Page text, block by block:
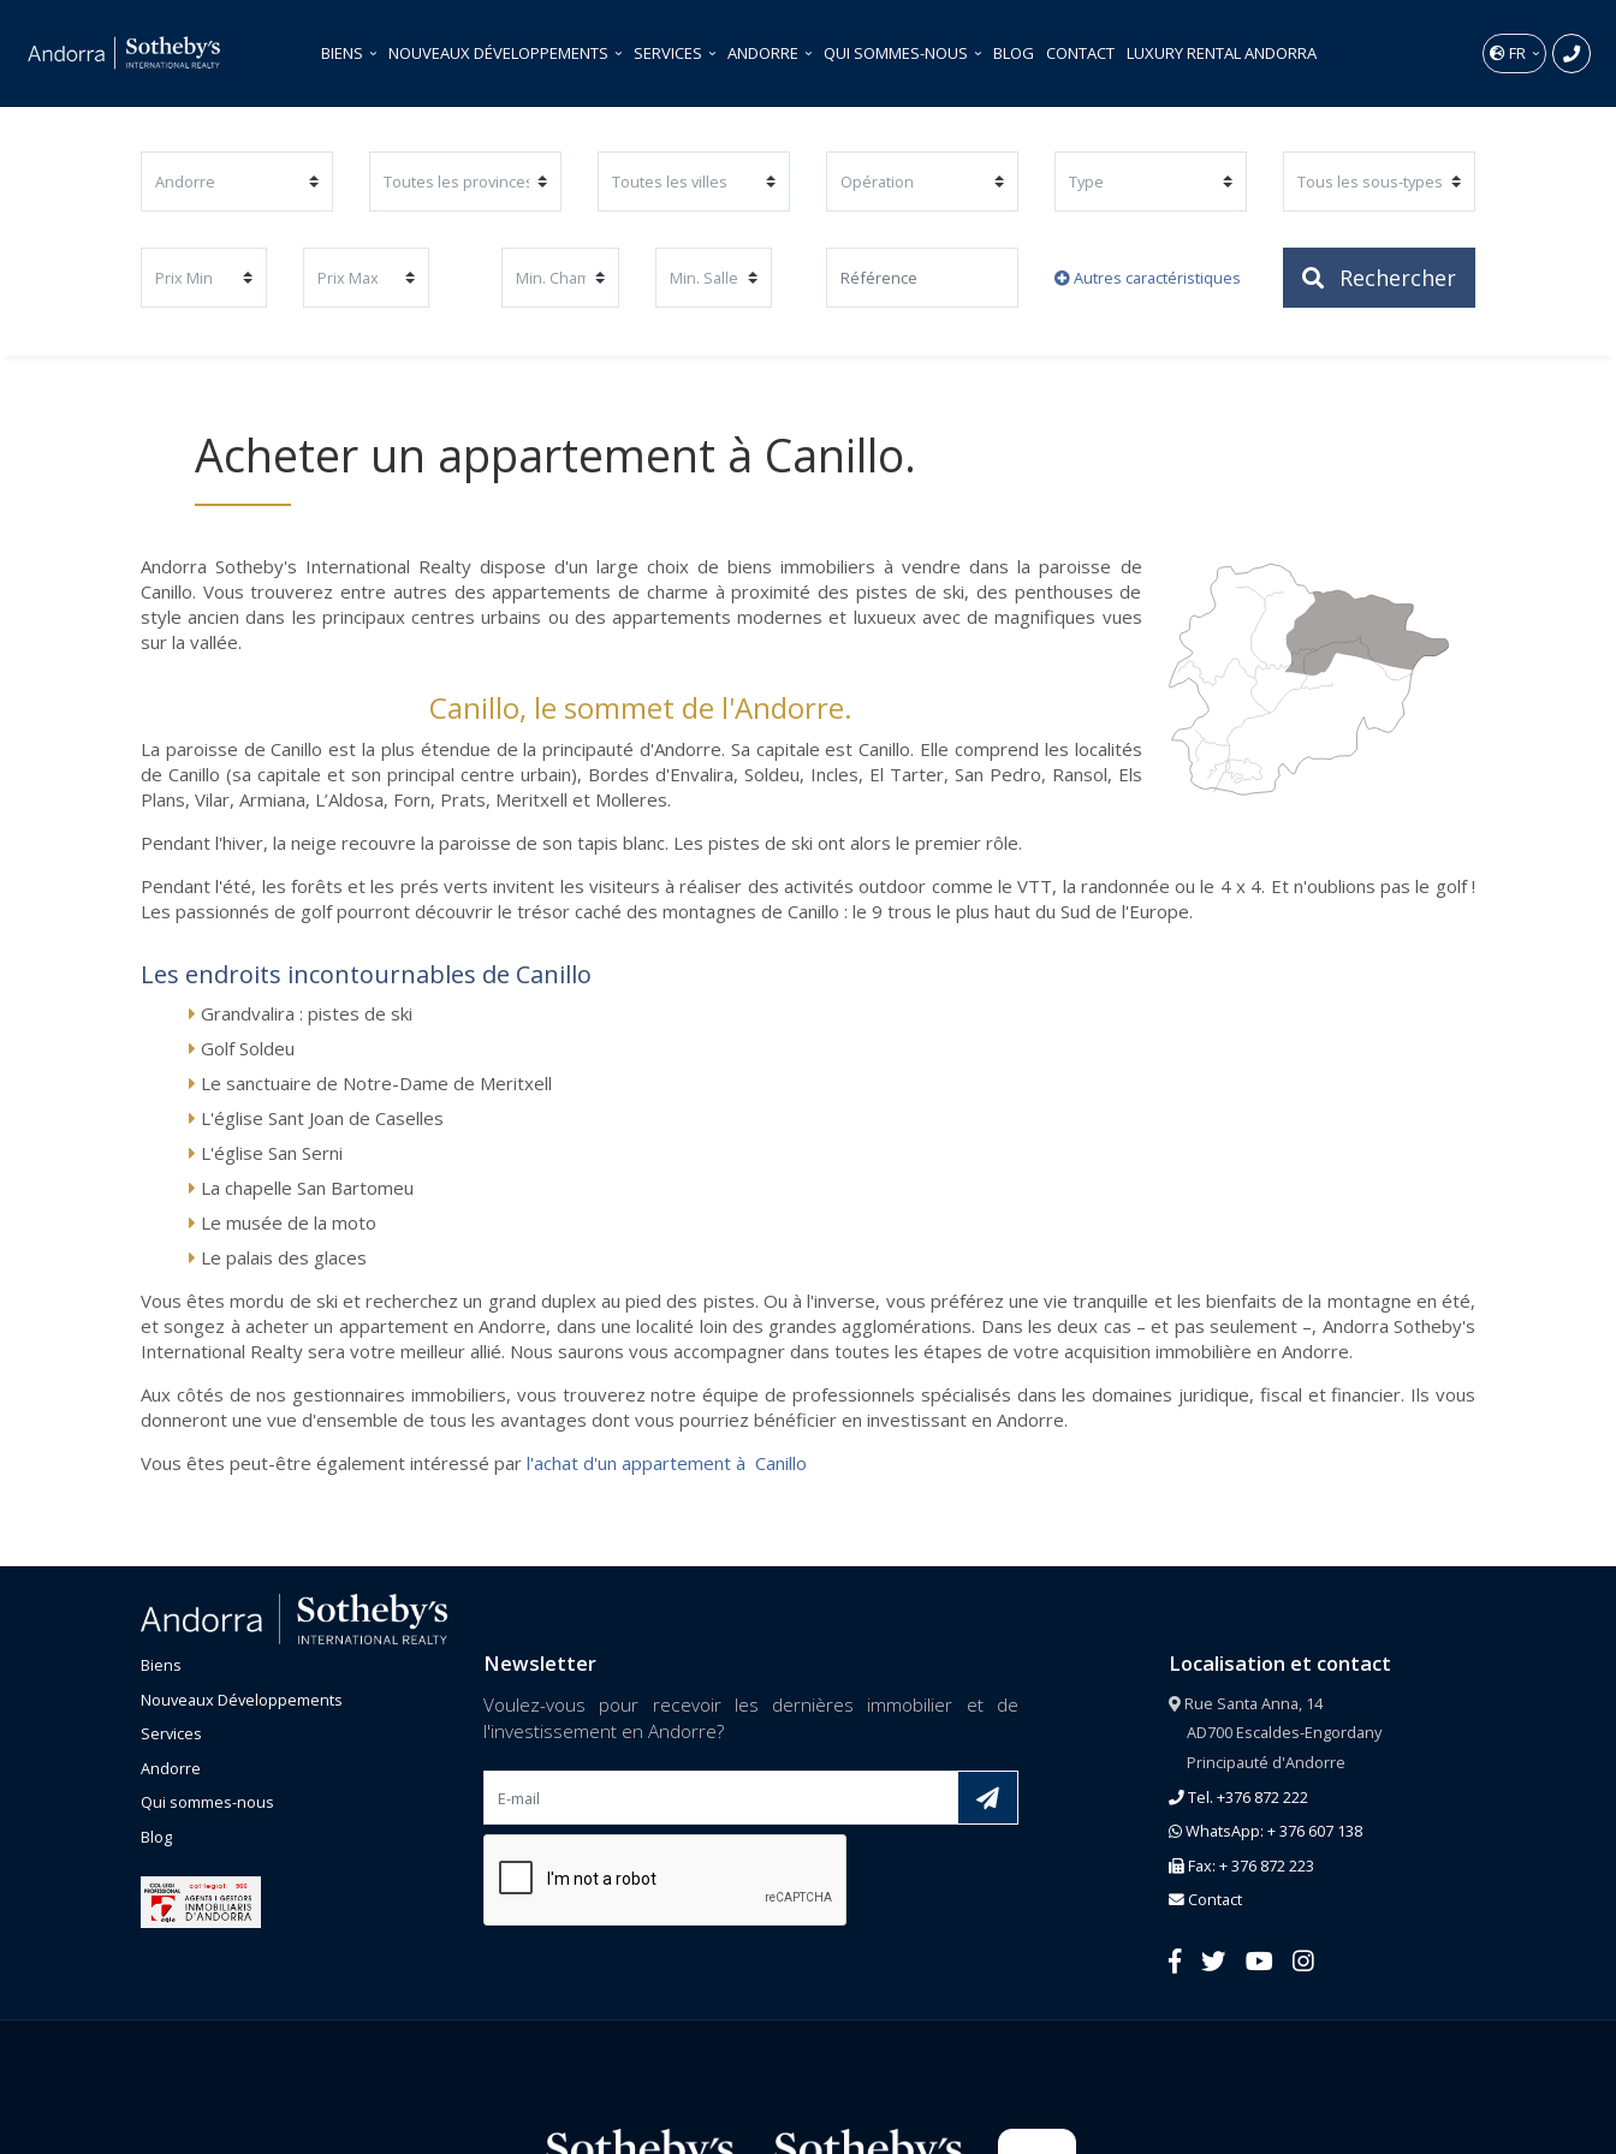
BIENS NOUVEAUX DÉVELOPPEMENTS SERVICES ANDORRE QUI SOMMES-NOUS BLOG CONTACT LUXURY RENTAL ANDORRA FR
Autres caractéristiques Rechercher
Acheter un appartement à Canillo.
Andorra Sotheby's International Realty dispose d'un large choix de biens immobiliers à vendre dans la paroisse de
Canillo. Vous trouverez entre autres des appartements de charme à proximité des pistes de ski, des penthouses de
style ancien dans les principaux centres urbains ou des appartements modernes et luxueux avec de magnifiques vues
sur la vallée.
Canillo, le sommet de l'Andorre.
La paroisse de Canillo est la plus étendue de la principauté d'Andorre. Sa capitale est Canillo. Elle comprend les localités
de Canillo (sa capitale et son principal centre urbain), Bordes d'Envalira, Soldeu, Incles, El Tarter, San Pedro, Ransol, Els
Plans, Vilar, Armiana, L’Aldosa, Forn, Prats, Meritxell et Molleres.
Pendant l'hiver, la neige recouvre la paroisse de son tapis blanc. Les pistes de ski ont alors le premier rôle.
Pendant l'été, les forêts et les prés verts invitent les visiteurs à réaliser des activités outdoor comme le VTT, la randonnée ou le 4 x 4. Et n'oublions pas le golf !
Les passionnés de golf pourront découvrir le trésor caché des montagnes de Canillo : le 9 trous le plus haut du Sud de l'Europe.
Les endroits incontournables de Canillo
Grandvalira : pistes de ski
Golf Soldeu
Le sanctuaire de Notre-Dame de Meritxell
L'église Sant Joan de Caselles
L'église San Serni
La chapelle San Bartomeu
Le musée de la moto
Le palais des glaces
Vous êtes mordu de ski et recherchez un grand duplex au pied des pistes. Ou à l'inverse, vous préférez une vie tranquille et les bienfaits de la montagne en été,
et songez à acheter un appartement en Andorre, dans une localité loin des grandes agglomérations. Dans les deux cas – et pas seulement –, Andorra Sotheby's
International Realty sera votre meilleur allié. Nous saurons vous accompagner dans toutes les étapes de votre acquisition immobilière en Andorre.
Aux côtés de nos gestionnaires immobiliers, vous trouverez notre équipe de professionnels spécialisés dans les domaines juridique, fiscal et financier. Ils vous
donneront une vue d'ensemble de tous les avantages dont vous pourriez bénéficier en investissant en Andorre.
Vous êtes peut-être également intéressé par l'achat d'un appartement à Canillo
Biens
Nouveaux Développements
Services
Andorre
Qui sommes-nous
Blog
Newsletter
Voulez-vous pour recevoir les dernières immobilier et de
l'investissement en Andorre?
Localisation et contact
Rue Santa Anna, 14
AD700 Escaldes-Engordany
Principauté d'Andorre
Tel. +376 872 222
WhatsApp: + 376 607 138
Fax: + 376 872 223
Contact